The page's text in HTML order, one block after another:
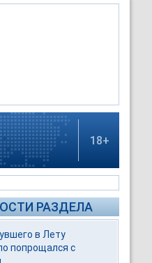
18+
РАЗДЕЛА
в Лету
попрощался с